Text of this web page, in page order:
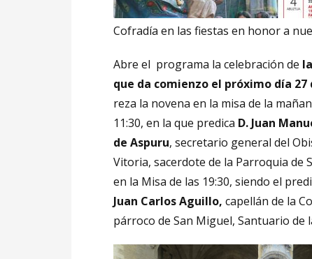
Cofradía en las fiestas en honor a
Abre el programa la celebración de
que da comienzo el próximo día 27
reza la novena en la misa de la
11:30, en la que predica D. Juan
de Aspuru, secretario general del
Vitoria, sacerdote de la Parroquia de
en la Misa de las 19:30, siendo el
Juan Carlos Aguillo, capellán de la
párroco de San Miguel, Santuario de